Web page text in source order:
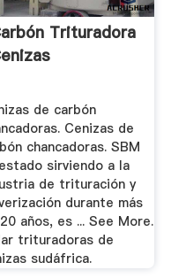
Trituradora
de carbón
Cenizas de
chancadoras. SBM
sirviendo a la
de trituración y
durante más
años, es ... See More.
trituradoras de
sudáfrica.